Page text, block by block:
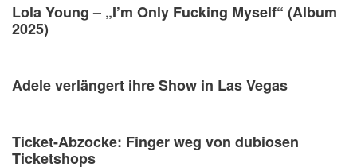
Lola Young – „I’m Only Fucking Myself“ (Album
2025)
Adele verlängert ihre Show in Las Vegas
Ticket-Abzocke: Finger weg von dubiosen
Ticketshops